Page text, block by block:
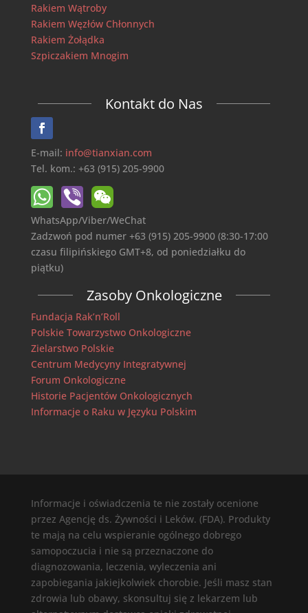
Rakiem Wątroby
Rakiem Węzłów Chłonnych
Rakiem Żołądka
Szpiczakiem Mnogim
Kontakt do Nas
E-mail: info@tianxian.com
Tel. kom.: +63 (915) 205-9900
WhatsApp/Viber/WeChat
Zadzwoń pod numer +63 (915) 205-9900 (8:30-17:00
czasu filipińskiego GMT+8, od poniedziałku do
piątku)
Zasoby Onkologiczne
Fundacja Rak’n’Roll
Polskie Towarzystwo Onkologiczne
Zielarstwo Polskie
Centrum Medycyny Integratywnej
Forum Onkologiczne
Historie Pacjentów Onkologicznych
Informacje o Raku w Języku Polskim
Informacje i oświadczenia te nie zostały ocenione
przez Agencję ds. Żywności i Leków. (FDA). Produkty
te mają na celu wspieranie ogólnego dobrego
samopoczucia i nie są przeznaczone do
diagnozowania, leczenia, wyleczenia ani
zapobiegania jakiejkolwiek chorobie. Jeśli masz stan
zdrowia lub obawy, skonsultuj się z lekarzem lub